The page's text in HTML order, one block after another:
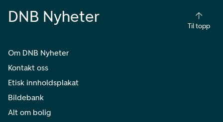
DNB Nyheter
Til topp
Om DNB Nyheter
Kontakt oss
Etisk innholdsplakat
Bildebank
Alt om bolig